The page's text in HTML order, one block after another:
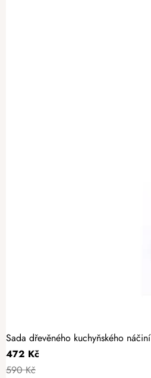
Sada dřevěného kuchyňského náčiní
472 Kč
590 Kč